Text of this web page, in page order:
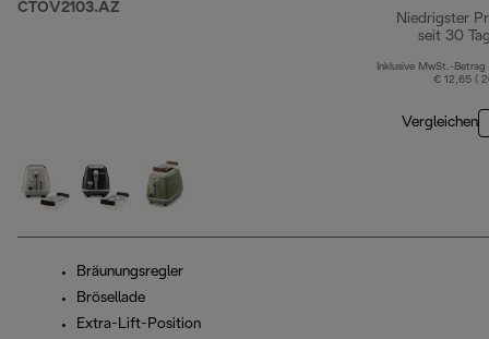
CTOV2103.AZ
Niedrigster
seit 30
Inklusive MwSt.-Betrag
€ 12,65 (
Vergleichen
Bräunungsregler
Brösellade
Extra-Lift-Position